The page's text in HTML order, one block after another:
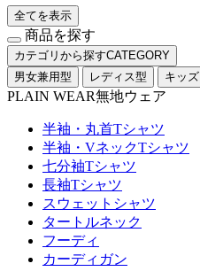
全てを表示
商品を探す
カテゴリから探すCATEGORY
男女兼用型
レディス型 キッズ
PLAIN WEAR無地ウェア
半袖・丸首Tシャツ
半袖・VネックTシャツ
七分袖Tシャツ
長袖Tシャツ
スウェットシャツ
タートルネック
フーディ
カーディガン